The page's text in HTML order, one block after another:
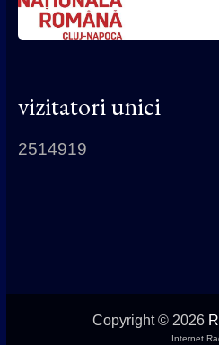
vizitatori unici
2514919
Copyright © 2026
Internet